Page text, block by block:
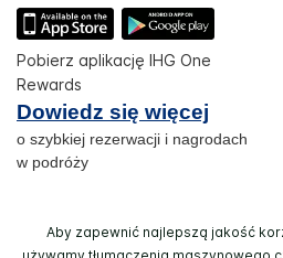
Pobierz aplikację IHG One
Rewards
Dowiedz się więcej
o szybkiej rezerwacji i nagrodach
w podróży
Aby zapewnić najlepszą jakość